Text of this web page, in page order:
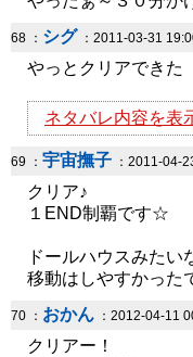
68 ： シグ ：2011-03-31
やっとクリア
ネタバレ内容を表
69 ： 宇宙撫子 ：2011-04-
クリア♪
１END制覇です☆
ドールハウスみたい
移動はしやすかった
70 ： おかん ：2012-04-11
クリアー！